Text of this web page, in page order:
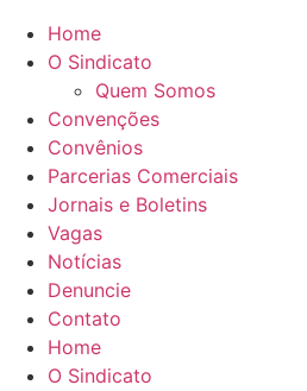
Home
O Sindicato
Quem Somos
Convenções
Convênios
Parcerias Comerciais
Jornais e Boletins
Vagas
Notícias
Denuncie
Contato
Home
O Sindicato